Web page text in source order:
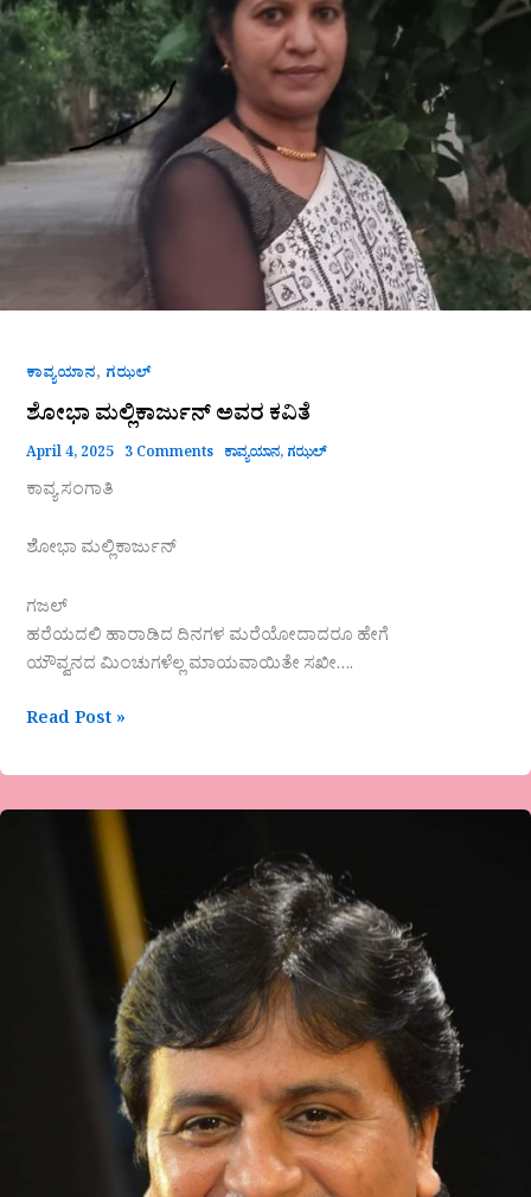
ಕಾವ್ಯಯಾನ, ಗಝಲ್
ಶೋಭಾ ಮಲ್ಲಿಕಾರ್ಜುನ್‌ ಅವರ ಕವಿತೆ
April 4, 2025 3 Comments ಕಾವ್ಯಯಾನ, ಗಝಲ್
ಕಾವ್ಯ ಸಂಗಾತಿ
ಶೋಭಾ ಮಲ್ಲಿಕಾರ್ಜುನ್‌
ಗಜಲ್
ಹರೆಯದಲಿ ಹಾರಾಡಿದ ದಿನಗಳ ಮರೆಯೋದಾದರೂ ಹೇಗೆ
ಯೌವ್ವನದ ಮಿಂಚುಗಳೆಲ್ಲ ಮಾಯವಾಯಿತೇ ಸಖೀ….
Read Post »
ಎ.ಎನ್.ರಮೇಶ್.ಗುಬ್ಬಿ
ಸಮಯೋಚಿತ.!